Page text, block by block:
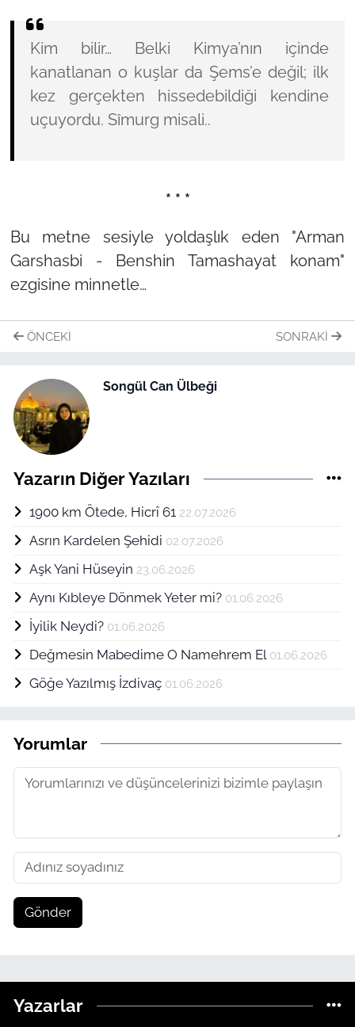
Kim bilir… Belki Kimya’nın içinde
kanatlanan o kuşlar da Şems’e değil; ilk
kez gerçekten hissedebildiği kendine
uçuyordu. Sîmurg misali..
* * *
Bu metne sesiyle yoldaşlık eden "Arman
Garshasbi - Benshin Tamashayat konam"
ezgisine minnetle…
ÖNCEKI SONRAKI
Songül Can Ülbeği
Yazarın Diğer Yazıları
1900 km Ötede, Hicrî 61 22.07.2026
Asrın Kardelen Şehidi 02.07.2026
Aşk Yani Hüseyin 23.06.2026
Aynı Kıbleye Dönmek Yeter mi? 01.06.2026
İyilik Neydi? 01.06.2026
Değmesin Mabedime O Namehrem El 01.06.2026
Göğe Yazılmış İzdivaç 01.06.2026
Yorumlar
Gönder
Yazarlar